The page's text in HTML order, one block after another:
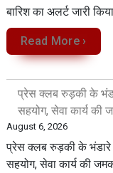
बारिश का अलर्ट जारी
Read More ›
प्रेस क्लब रुड़की के
सहयोग, सेवा कार्य की
August 6, 2026
प्रेस क्लब रुड़की के भंडारे
सहयोग, सेवा कार्य की